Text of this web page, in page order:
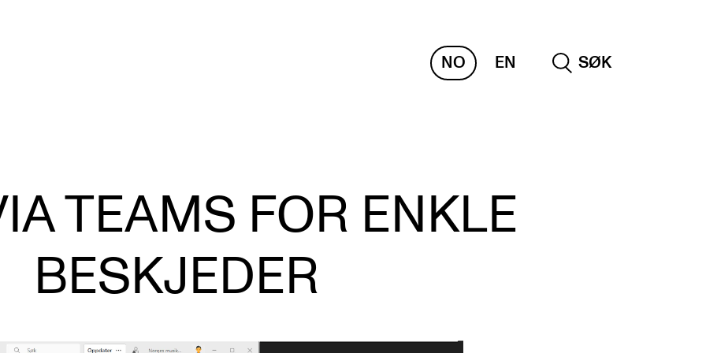
NO EN SØK
IT og digitale tjenester
Canvas
Innkjøp og økonomi
Kommunikasjon
STUDENTSTØTTE
Eksamen og vitnemål
TEAMS FOR ENKLE
BESKJEDER